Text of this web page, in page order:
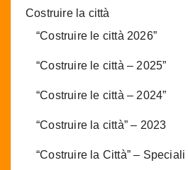
Costruire la città
“Costruire le città 2026”
“Costruire le città – 2025”
“Costruire le città – 2024”
“Costruire la città” – 2023
“Costruire la Città” – Speciali